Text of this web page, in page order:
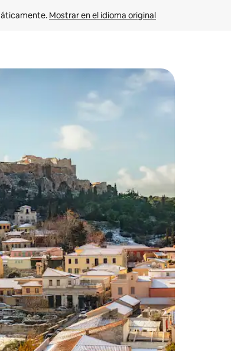
Mostrar en el idioma original
hacia arriba y hacia abajo, o bien tocando y deslizando